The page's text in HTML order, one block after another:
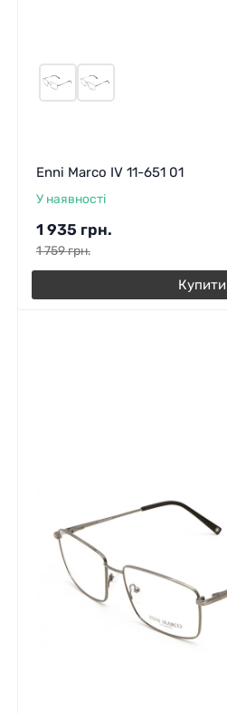
Enni Marco IV 11-651 01
У наявності
1 935 грн.
1 759грн.
Купити